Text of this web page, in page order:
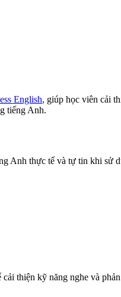
English, giúp học viên cải
tiếng Anh.
Anh thực tế và tự tin khi sử
thiện kỹ năng nghe và